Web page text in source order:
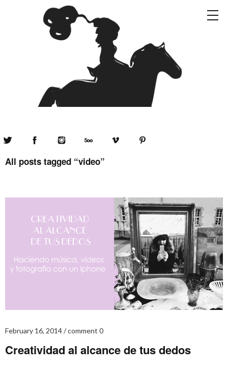
All posts tagged “video”
February 16, 2014 comment 0
Creatividad al alcance de tus dedos